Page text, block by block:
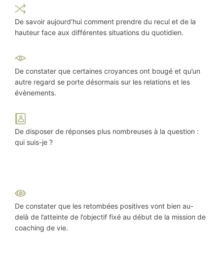
De savoir aujourd’hui comment prendre du recul et de la
hauteur face aux différentes situations du quotidien.
De constater que certaines croyances ont bougé et qu’un
autre regard se porte désormais sur les relations et les
évènements.
De disposer de réponses plus nombreuses à la question :
qui suis-je ?
De constater que les retombées positives vont bien au-
delà de l’atteinte de l’objectif fixé au début de la mission de
coaching de vie.